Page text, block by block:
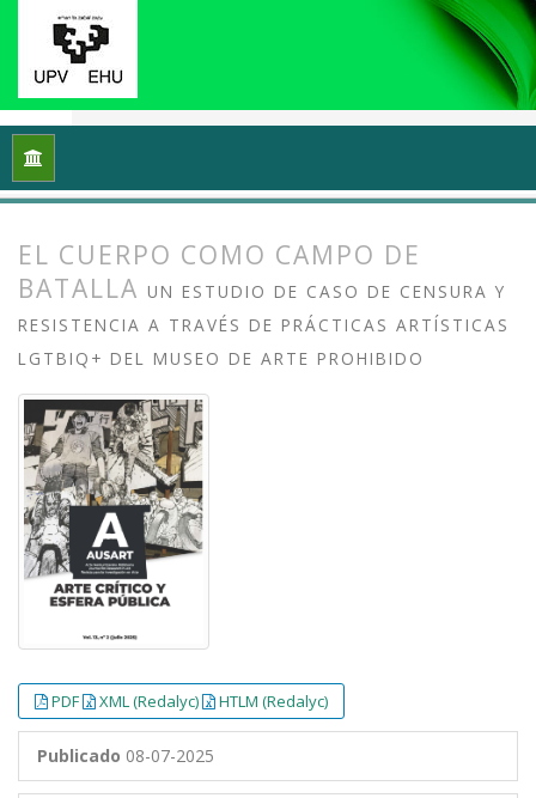
Inicio
EL CUERPO COMO CAMPO DE
BATALLA UN ESTUDIO DE CASO DE CENSURA Y
RESISTENCIA A TRAVÉS DE PRÁCTICAS ARTÍSTICAS
LGTBIQ+ DEL MUSEO DE ARTE PROHIBIDO
PDF XML (Redalyc) HTLM (Redalyc)
Publicado 08-07-2025